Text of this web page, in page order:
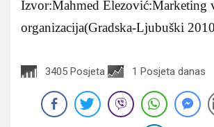
Izvor:Mahmed Elezović:Marketing
organizacija(Gradska-Ljubuški
3405 Posjeta 1 Posjeta danas